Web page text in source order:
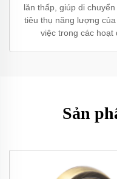
lăn thấp, giúp di
tiêu thụ năng lượng
việc trong các hoạt
Sản